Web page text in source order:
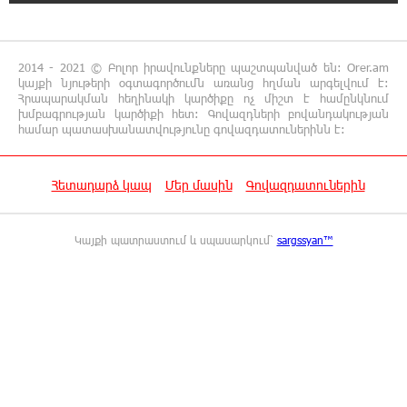
համալսարան. Ատոմ Մխիթարյան
10:41:23 10-08-2026
«TRIPP»․ մեկ տարի անց՝ կես
ճանապարհին․ Տիգրան Դումիկյան
ենթարկվեր իր հեքիաթային
2014 - 2021 © Բոլոր իրավունքները պաշտպանված են: Orer.am
կայքի նյութերի օգտագործումն առանց հղման արգելվում է:
Հրապարակման հեղինակի կարծիքը ոչ միշտ է համընկնում
խմբագրության կարծիքի հետ: Գովազդների բովանդակության
համար պատասխանատվությունը գովազդատուներինն է:
Հետադարձ կապ Մեր մասին Գովազդատուներին
Կայքի պատրաստում և սպասարկում՝ sargssyan™